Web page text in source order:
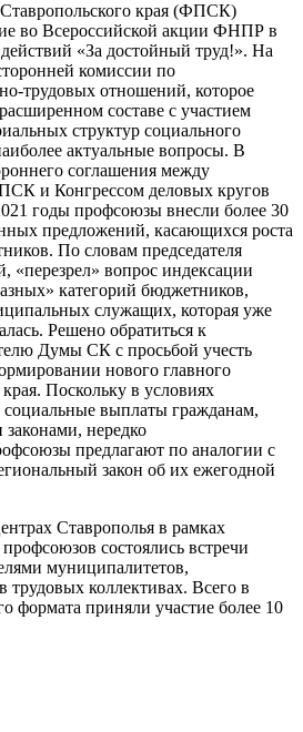
края (ФПСК)
во Всероссийской акции ФНПР в
«За достойный труд!». На
комиссии по
трудовых отношений, которое
составе с участием
структур социального
актуальные вопросы. В
соглашения между
и Конгрессом деловых кругов
годы профсоюзы внесли более 30
предложений, касающихся роста
По словам председателя
вопрос индексации
категорий бюджетников,
служащих, которая уже
Решено обратиться к
Думы СК с просьбой учесть
нового главного
Поскольку в условиях
выплаты гражданам,
нередко
предлагают по аналогии с
закон об их ежегодной
Ставрополья в рамках
состоялись встречи
муниципалитетов,
коллективах. Всего в
формата приняли участие более 10